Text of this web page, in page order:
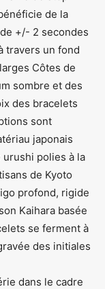
de la
+/- 2 secondes
travers un fond
Côtes de
sombre et des
des bracelets
sont
japonais
polies à la
de Kyoto
profond, rigide
Kaihara basée
se ferment à
des initiales
dans le cadre